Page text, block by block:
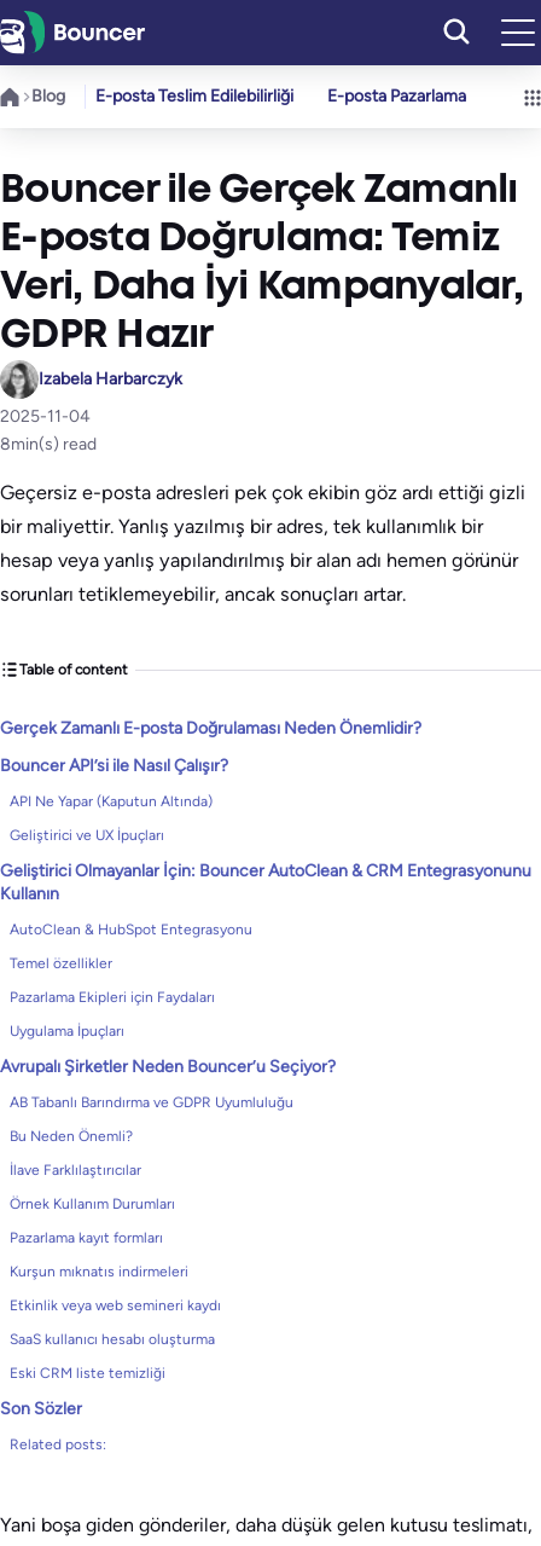
İçeriğe
geç
Blog E-posta Teslim Edilebilirliği E-posta Pazarlama
Bouncer ile Gerçek Zamanlı
E-posta Doğrulama: Temiz
Veri, Daha İyi Kampanyalar,
GDPR Hazır
Izabela Harbarczyk
2025-11-04
8min(s) read
Geçersiz e-posta adresleri pek çok ekibin göz ardı ettiği gizli
bir maliyettir. Yanlış yazılmış bir adres, tek kullanımlık bir
hesap veya yanlış yapılandırılmış bir alan adı hemen görünür
sorunları tetiklemeyebilir, ancak sonuçları artar.
Table of content
Gerçek Zamanlı E-posta Doğrulaması Neden Önemlidir?
Bouncer API’si ile Nasıl Çalışır?
API Ne Yapar (Kaputun Altında)
Geliştirici ve UX İpuçları
Geliştirici Olmayanlar İçin: Bouncer AutoClean & CRM Entegrasyonunu
Kullanın
AutoClean & HubSpot Entegrasyonu
Temel özellikler
Pazarlama Ekipleri için Faydaları
Uygulama İpuçları
Avrupalı Şirketler Neden Bouncer’u Seçiyor?
AB Tabanlı Barındırma ve GDPR Uyumluluğu
Bu Neden Önemli?
İlave Farklılaştırıcılar
Örnek Kullanım Durumları
Pazarlama kayıt formları
Kurşun mıknatıs indirmeleri
Etkinlik veya web semineri kaydı
SaaS kullanıcı hesabı oluşturma
Eski CRM liste temizliği
Son Sözler
Related posts:
Yani boşa giden gönderiler, daha düşük gelen kutusu teslimatı,